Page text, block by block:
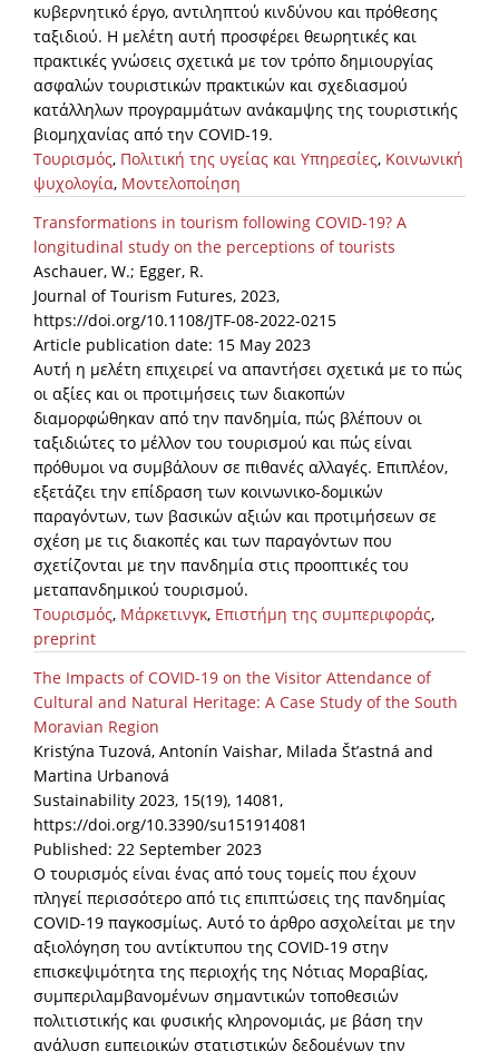
κυβερνητικό έργο, αντιληπτού κινδύνου και πρόθεσης
ταξιδιού. Η μελέτη αυτή προσφέρει θεωρητικές και
πρακτικές γνώσεις σχετικά με τον τρόπο δημιουργίας
ασφαλών τουριστικών πρακτικών και σχεδιασμού
κατάλληλων προγραμμάτων ανάκαμψης της τουριστικής
βιομηχανίας από την COVID-19.
Τουρισμός, Πολιτική της υγείας και Υπηρεσίες, Κοινωνική
ψυχολογία, Μοντελοποίηση
Transformations in tourism following COVID-19? A
longitudinal study on the perceptions of tourists
Aschauer, W.; Egger, R.
Journal of Tourism Futures, 2023,
https://doi.org/10.1108/JTF-08-2022-0215
Article publication date: 15 May 2023
Αυτή η μελέτη επιχειρεί να απαντήσει σχετικά με το πώς
οι αξίες και οι προτιμήσεις των διακοπών
διαμορφώθηκαν από την πανδημία, πώς βλέπουν οι
ταξιδιώτες το μέλλον του τουρισμού και πώς είναι
πρόθυμοι να συμβάλουν σε πιθανές αλλαγές. Επιπλέον,
εξετάζει την επίδραση των κοινωνικο-δομικών
παραγόντων, των βασικών αξιών και προτιμήσεων σε
σχέση με τις διακοπές και των παραγόντων που
σχετίζονται με την πανδημία στις προοπτικές του
μεταπανδημικού τουρισμού.
Τουρισμός, Μάρκετινγκ, Επιστήμη της συμπεριφοράς,
preprint
The Impacts of COVID-19 on the Visitor Attendance of
Cultural and Natural Heritage: A Case Study of the South
Moravian Region
Kristýna Tuzová, Antonín Vaishar, Milada Št’astná and
Martina Urbanová
Sustainability 2023, 15(19), 14081,
https://doi.org/10.3390/su151914081
Published: 22 September 2023
Ο τουρισμός είναι ένας από τους τομείς που έχουν
πληγεί περισσότερο από τις επιπτώσεις της πανδημίας
COVID-19 παγκοσμίως. Αυτό το άρθρο ασχολείται με την
αξιολόγηση του αντίκτυπου της COVID-19 στην
επισκεψιμότητα της περιοχής της Νότιας Μοραβίας,
συμπεριλαμβανομένων σημαντικών τοποθεσιών
πολιτιστικής και φυσικής κληρονομιάς, με βάση την
ανάλυση εμπειρικών στατιστικών δεδομένων την